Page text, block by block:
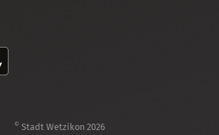
© Stadt Wetzikon 2026